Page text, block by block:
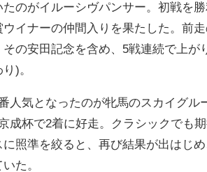
たのがイルーシヴパンサー。初戦を
ウイナーの仲間入りを果たした。前
その安田記念を含め、5戦連続で上
)。
人気となったのが牝馬のスカイグ
成杯で2着に好走。クラシックでも
に照準を絞ると、再び結果が出はじ
た。